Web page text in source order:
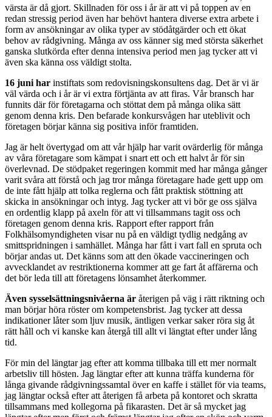
värsta är då gjort. Skillnaden för oss i år är att vi på toppen av en
redan stressig period även har behövt hantera diverse extra arbete i
form av ansökningar av olika typer av stödåtgärder och ett ökat
behov av rådgivning. Många av oss känner sig med största säkerhet
ganska slutkörda efter denna intensiva period men jag tycker att vi
även ska känna oss väldigt stolta.
16 juni har instiftats som redovisningskonsultens dag. Det är vi är
väl värda och i år är vi extra förtjänta av att firas. Vår bransch har
funnits där för företagarna och stöttat dem på många olika sätt
genom denna kris. Den befarade konkursvågen har uteblivit och
företagen börjar känna sig positiva inför framtiden.
Jag är helt övertygad om att vår hjälp har varit ovärderlig för många
av våra företagare som kämpat i snart ett och ett halvt år för sin
överlevnad. De stödpaket regeringen kommit med har många gånger
varit svåra att förstå och jag tror många företagare hade gett upp om
de inte fått hjälp att tolka reglerna och fått praktisk stöttning att
skicka in ansökningar och intyg. Jag tycker att vi bör ge oss själva
en ordentlig klapp på axeln för att vi tillsammans tagit oss och
företagen genom denna kris. Rapport efter rapport från
Folkhälsomyndigheten visar nu på en väldigt tydlig nedgång av
smittspridningen i samhället. Många har fått i vart fall en spruta och
börjar andas ut. Det känns som att den ökade vaccineringen och
avvecklandet av restriktionerna kommer att ge fart åt affärerna och
det bör leda till att företagens lönsamhet återkommer.
Även sysselsättningsnivåerna är återigen på väg i rätt riktning och
man börjar höra röster om kompetensbrist. Jag tycker att dessa
indikationer låter som ljuv musik, äntligen verkar saker röra sig åt
rätt håll och vi kanske kan återgå till allt vi längtat efter under lång
tid.
För min del längtar jag efter att komma tillbaka till ett mer normalt
arbetsliv till hösten. Jag längtar efter att kunna träffa kunderna för
långa givande rådgivningssamtal över en kaffe i stället för via teams,
jag längtar också efter att återigen få arbeta på kontoret och skratta
tillsammans med kollegorna på fikarasten. Det är så mycket jag